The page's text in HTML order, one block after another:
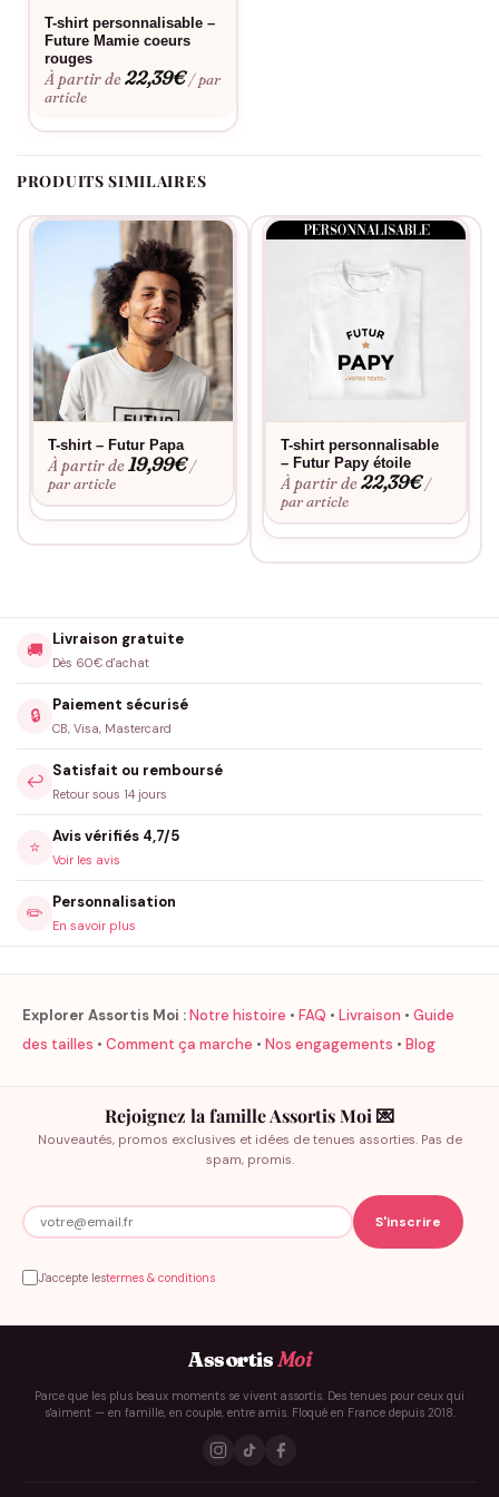
T-shirt personnalisable –
Future Mamie coeurs
rouges
À partir de22,39€ / par
article
PRODUITS SIMILAIRES
T-shirt – Futur Papa
À partir de19,99€ /
par article
T-shirt personnalisable
– Futur Papy étoile
À partir de22,39€ /
par article
🚚
Livraison gratuite
Dès 60€ d'achat
🔒
Paiement sécurisé
CB, Visa, Mastercard
↩️
Satisfait ou remboursé
Retour sous 14 jours
⭐
Avis vérifiés 4,7/5
Voir les avis
✏️
Personnalisation
En savoir plus
Explorer Assortis Moi :Notre histoire • FAQ • Livraison • Guide
des tailles • Comment ça marche • Nos engagements • Blog
Rejoignez la famille Assortis Moi 💌
Nouveautés, promos exclusives et idées de tenues assorties. Pas de
spam, promis.
J'accepte lestermes & conditions
AssortisMoi
Parce que les plus beaux moments se vivent assortis. Des tenues pour ceux qui
s'aiment — en famille, en couple, entre amis. Floqué en France depuis 2018.